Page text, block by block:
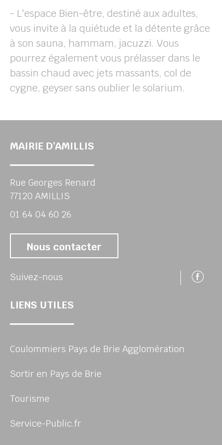
- L'espace Bien-être, destiné aux adultes,
vous invite à la quiétude et la détente grâce
à son sauna, hammam, jacuzzi. Vous
pourrez également vous prélasser dans le
bassin chaud avec jets massants, col de
cygne, geyser sans oublier le solarium.
MAIRIE D'AMILLIS
Rue Georges Renard
77120 AMILLIS
01 64 04 60 26
Nous contacter
Suivez-nous
LIENS UTILES
Coulommiers Pays de Brie Agglomération
Sortir en Pays de Brie
Tourisme
Service-Public.fr